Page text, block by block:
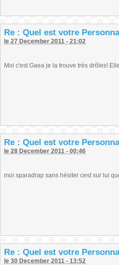
Re : Quel est votre
le 27 December 2011 - 21:02
Moi c'est Gaea je la trouve très drôles!
Re : Quel est votre
le 28 December 2011 - 00:46
moi sparadrap sans hésiter cest sur lui
Re : Quel est votre
le 30 December 2011 - 13:52